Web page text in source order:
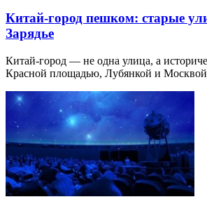
Китай-город пешком: старые
Зарядье
Китай-город — не одна улица, а
Красной площадью, Лубянкой и